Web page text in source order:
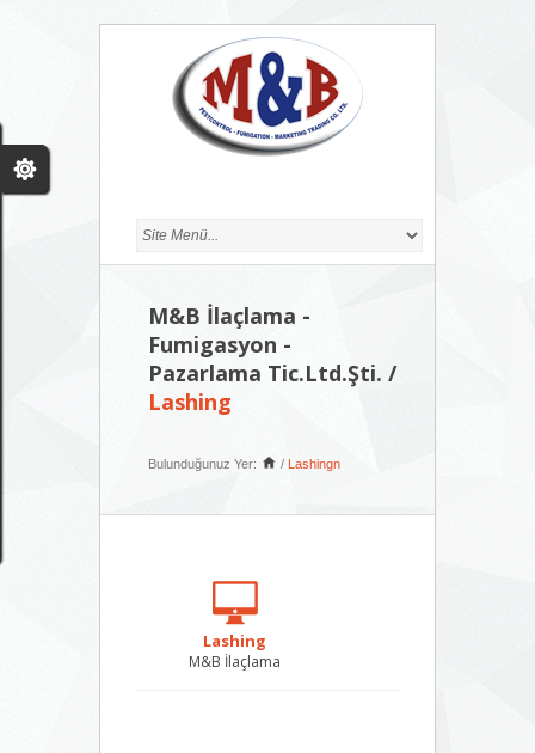
M&B İlaçlama -
Fumigasyon -
Pazarlama Tic.Ltd.Şti. /
Lashing
Bulunduğunuz Yer: / Lashingn
Lashing
M&B İlaçlama